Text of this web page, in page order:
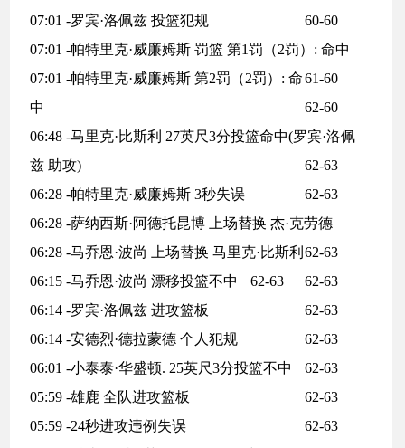
07:01 -罗宾·洛佩兹 投篮犯规
60-60
07:01 -帕特里克·威廉姆斯 罚篮 第1罚（2罚）: 命中
61-60
07:01 -帕特里克·威廉姆斯 第2罚（2罚）: 命
中
62-60
06:48 -马里克·比斯利 27英尺3分投篮命中(罗宾·洛佩
兹 助攻)
62-63
06:28 -帕特里克·威廉姆斯 3秒失误
62-63
06:28 -萨纳西斯·阿德托昆博 上场替换 杰·克劳德
62-63
06:28 -马乔恩·波尚 上场替换 马里克·比斯利
62-63
06:15 -马乔恩·波尚 漂移投篮不中
62-63
06:14 -罗宾·洛佩兹 进攻篮板
62-63
06:14 -安德烈·德拉蒙德 个人犯规
62-63
06:01 -小泰泰·华盛顿. 25英尺3分投篮不中
62-63
05:59 -雄鹿 全队进攻篮板
62-63
05:59 -24秒进攻违例失误
62-63